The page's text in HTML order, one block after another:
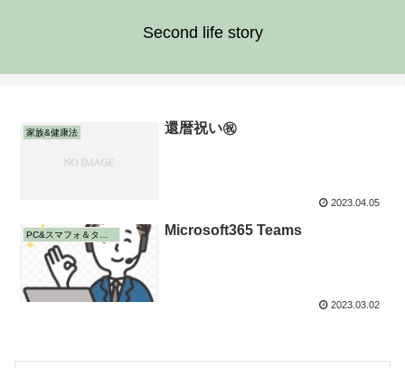
Second life story
家族&健康法 還暦祝い㊗️
2023.04.05
Microsoft365 Teams
2023.03.02